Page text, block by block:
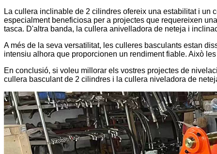
La cullera inclinable de 2 cilindres ofereix una estabilitat i un
especialment beneficiosa per a projectes que requereixen
tasca. D'altra banda, la cullera anivelladora de neteja i
A més de la seva versatilitat, les culleres basculants estan
intensiu alhora que proporcionen un rendiment fiable. Això
En conclusió, si voleu millorar els vostres projectes de
cullera basculant de 2 cilindres i la cullera niveladora de